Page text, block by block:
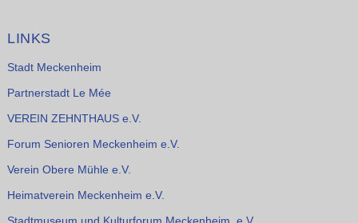
LINKS
Stadt Meckenheim
Partnerstadt Le Mée
VEREIN ZEHNTHAUS e.V.
Forum Senioren Meckenheim e.V.
Verein Obere Mühle e.V.
Heimatverein Meckenheim e.V.